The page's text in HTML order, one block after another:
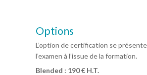
Options
L’option de certification se
l’examen à l’issue de la formation.
Blended : 190 € H.T.